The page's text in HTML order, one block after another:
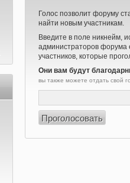
Голос позволит форуму
найти новым участникам.
Введите в поле никнейм,
администраторов форума
участников, которые
Они вам будут
вы также можете отдать свой